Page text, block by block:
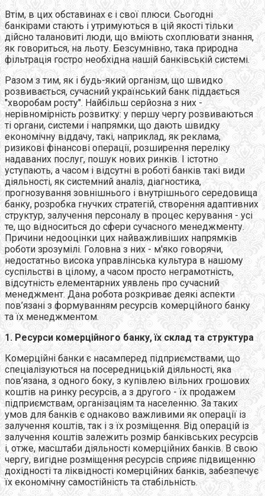
Втім, в цих обставинах є і свої плюси. Сьогодні
банкірами стають і утримуються в цій якості тільки
дійсно талановиті люди, що вміють схоплювати знання,
як говориться, на льоту. Безсумнівно, така природна
фільтрація гостро необхідна нашій банківській системі.
Разом з тим, як і будь-який організм, що швидко
розвивається, сучасний український банк піддається
"хворобам росту". Найбільш серйозна з них -
нерівномірність розвитку: у першу чергу розвиваються
ті органи, системи і напрямки, що дають швидку
економічну віддачу, такі, наприклад, як реклама,
ризикові фінансові операції, розширення переліку
надаваних послуг, пошук нових ринків. І істотно
уступають, а часом і відсутні в роботі банків такі види
діяльності, як системний аналіз, діагностика,
прогнозування зовнішнього і внутрішнього середовища
банку, розробка гнучких стратегій, створення адаптивних
структур, залучення персоналу в процес керування - усі
те, що відноситься до сфери сучасного менеджменту.
Причини недооцінки цих найважливіших напрямків
роботи зрозумілі. Головна з них - м'яко говорячи,
недостатньо висока управлінська культура в нашому
суспільстві в цілому, а часом просто неграмотність,
відсутність елементарних уявлень про сучасний
менеджмент. Дана робота розкриває деякі аспекти
пов’язані з формуванням ресурсів комерційного банку
та їх менеджментом.
1. Ресурси комерційного банку, їх склад та структура
Комерційні банки є насамперед підприємствами, що
спеціалізуються на посередницькій діяльності, яка
пов’язана, з одного боку, з купівлею вільних грошових
коштів на ринку ресурсів, а з другого - їх продажем
підприємствам, організаціям та населенню. За таких
умов для банків є однаково важливими як операції із
залучення коштів, так і з їх розміщення. Від операцій із
залучення коштів залежить розмір банківських ресурсів
і, отже, масштаби діяльності комерційних банків. В свою
чергу, вигідне розміщення ресурсів сприяє підвищенню
дохідності та ліквідності комерційних банків, забезпечує
їх економічну самостійність та стабільність.